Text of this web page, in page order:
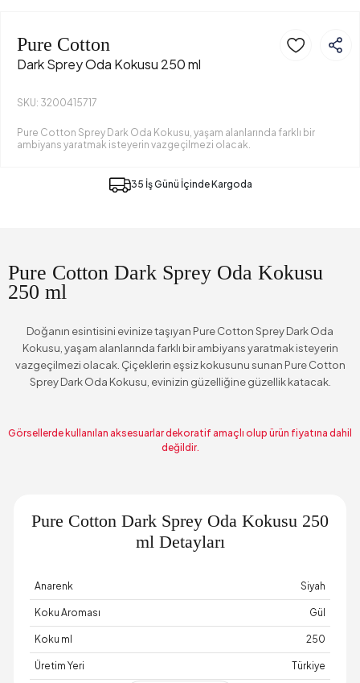
Pure Cotton
Dark Sprey Oda Kokusu 250 ml
SKU: 3200415717
Pure Cotton Sprey Dark Oda Kokusu, yaşam alanlarında farklı bir
ambiyans yaratmak isteyerin vazgeçilmezi olacak.
35 İş Günü İçinde Kargoda
Pure Cotton Dark Sprey Oda Kokusu
250 ml
Doğanın esintisini evinize taşıyan Pure Cotton Sprey Dark Oda
Kokusu, yaşam alanlarında farklı bir ambiyans yaratmak isteyerin
vazgeçilmezi olacak. Çiçeklerin eşsiz kokusunu sunan Pure Cotton
Sprey Dark Oda Kokusu, evinizin güzelliğine güzellik katacak.
Görsellerde kullanılan aksesuarlar dekoratif amaçlı olup ürün fiyatına dahil
değildir.
Pure Cotton Dark Sprey Oda Kokusu 250
ml Detayları
Anarenk Siyah
Koku Aroması Gül
Koku ml 250
Üretim Yeri Türkiye